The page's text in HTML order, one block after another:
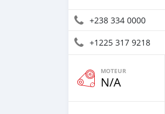
+238 334 0000
+1225 317 9218
MOTEUR
N/A